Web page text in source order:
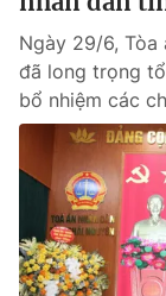
Hậu trường
Nhân vật
Khán giả
Giải sao mai
Giải trí
Điện ảnh
Âm nhạc
Sao
Đời sống
Du lịch
Làm đẹp
Chất lượng
Giáo dục
Tuyển sinh
Học trực tuyến
Công nghệ
Hitech Công
Giao lưu trực
Ngày 29/6, Tòa
đã long trọng
bổ nhiệm các